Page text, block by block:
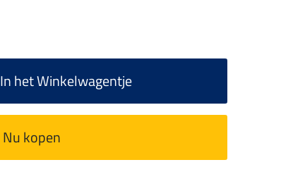
In het Winkelwagentje
Nu kopen